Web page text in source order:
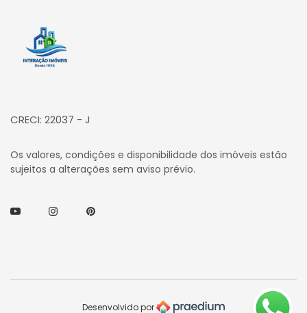
Página inicial
CRECI: 22037 - J
Os valores, condições e disponibilidade dos imóveis estão
sujeitos a alterações sem aviso prévio.
YoutubeInstagramPinterest
Desenvolvido por